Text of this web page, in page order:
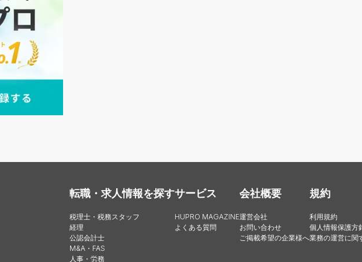
転職・求人情報を探す
税理士・税務スタッフ
経理
公認会計士
M&A・FAS
人事・労務
サービス
HUPRO MAGAZINE
よくある質問
会社概要
運営会社
お問い合わせ
ご掲載希望の企業様へ
規約
利用規約
個人情報保護方
業務の運営に関